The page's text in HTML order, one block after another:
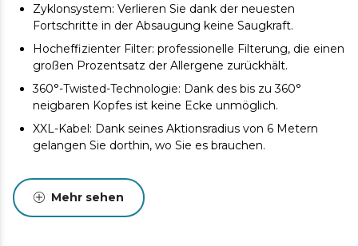
Zyklonsystem: Verlieren Sie dank der neuesten
Fortschritte in der Absaugung keine Saugkraft.
Hocheffizienter Filter: professionelle Filterung, die einen
großen Prozentsatz der Allergene zurückhält.
360°-Twisted-Technologie: Dank des bis zu 360°
neigbaren Kopfes ist keine Ecke unmöglich.
XXL-Kabel: Dank seines Aktionsradius von 6 Metern
gelangen Sie dorthin, wo Sie es brauchen.
Mehr sehen